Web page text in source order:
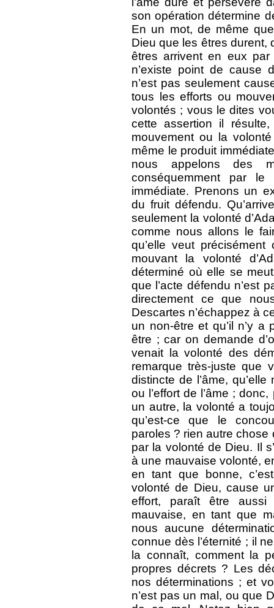
son opération détermine
En un mot, de même
Dieu que les êtres durent,
êtres arrivent en eux
n’existe point de cause
n’est pas seulement
tous les efforts ou
volontés ; vous le dites
cette assertion il
mouvement ou la
même le produit
nous appelons des
conséquemment par
immédiate. Prenons un
du fruit défendu.
seulement la volonté
comme nous allons le
qu’elle veut
mouvant la volonté
déterminé où elle se
que l’acte défendu n’est
directement ce que
Descartes n’échappez à
un non-être et qu’il n’y
être ; car on demande
venait la volonté des
remarque très-juste que
distincte de l’âme,
ou l’effort de l’âme ;
un autre, la volonté a
qu’est-ce que le
paroles ? rien autre chose
par la volonté de Dieu. Il
à une mauvaise volonté,
en tant que bonne,
volonté de Dieu, cause
effort, paraît être aussi
mauvaise, en tant que
nous aucune
connue dès l’éternité ; il
la connaît, comment la
propres décrets ? Les
nos déterminations ; et
n’est pas un mal, ou que